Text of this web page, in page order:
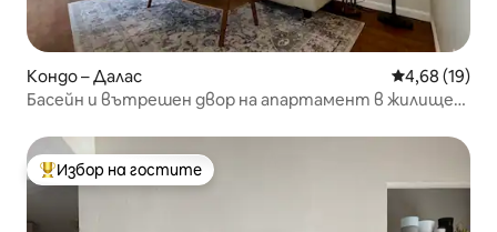
Кондо – Далас Средна
4,68 (19)
Басейн и вътрешен двор на апартамент в жилищен
спирка на DART
Най-популярен избор на гостите
Избор на гостите